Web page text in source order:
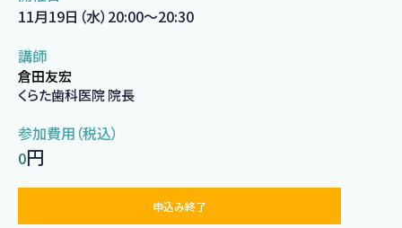
11月19日（水）20:00〜20:30
講師
倉田友宏
くらた歯科医院 院長
参加費用（税込）
0円
申込み終了